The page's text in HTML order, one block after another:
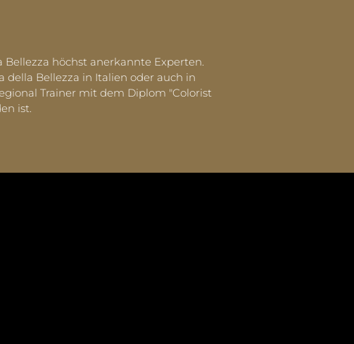
höchst anerkannte Experten.
Bellezza in Italien oder auch in
Trainer mit dem Diplom "Colorist
ist.